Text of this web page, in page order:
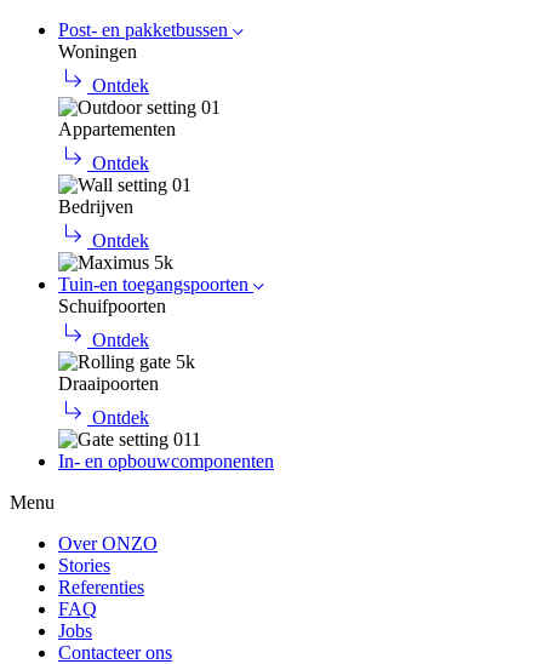
Post- en pakketbussen
Woningen
Ontdek
Appartementen
Ontdek
Bedrijven
Ontdek
Tuin-en toegangspoorten
Schuifpoorten
Ontdek
Draaipoorten
Ontdek
In- en opbouwcomponenten
Menu
Over ONZO
Stories
Referenties
FAQ
Jobs
Contacteer ons